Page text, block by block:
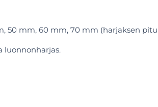
50 mm, 60 mm, 70 mm (harjaksen
luonnonharjas.